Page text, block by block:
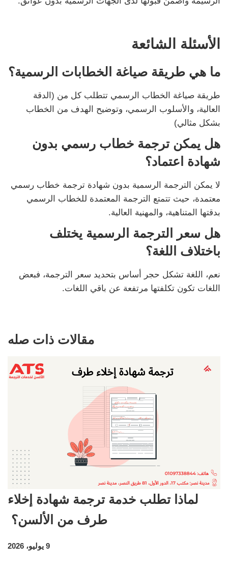
الأسئلة الشائعة
ما هي طريقة صياغة الخطابات الرسمية؟
طريقة صياغة الخطاب الرسمي تتطلب كل من (الدقة
العالية، والأسلوب الرسمي، وتوضيح الهدف من الخطاب
بشكل مثالي)
هل يمكن ترجمة خطاب رسمي بدون
شهادة اعتماد؟
لا يمكن الترجمة الرسمية بدون شهادة ترجمة خطاب رسمي
معتمدة، حيث تتمتع الترجمة المعتمدة للخطاب الرسمي
بدقتها المتناهية، والمهنية العالية.
هل سعر الترجمة الرسمية يختلف
باختلاف اللغة؟
نعم، اللغة تشكل حجر أساس بتحديد سعر الترجمة، فبعض
اللغات تكون تكلفتها مرتفعة عن باقي اللغات.
مقالات ذات صله
لماذا تطلب خدمة ترجمة شهادة إخلاء
طرف من الألسن؟
9 يوليو، 2026